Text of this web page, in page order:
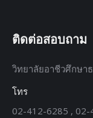
ติดต่อสอบถาม
วิทยาลัยอาชีวศึกษา
โทร
02-412-6285 , 02-